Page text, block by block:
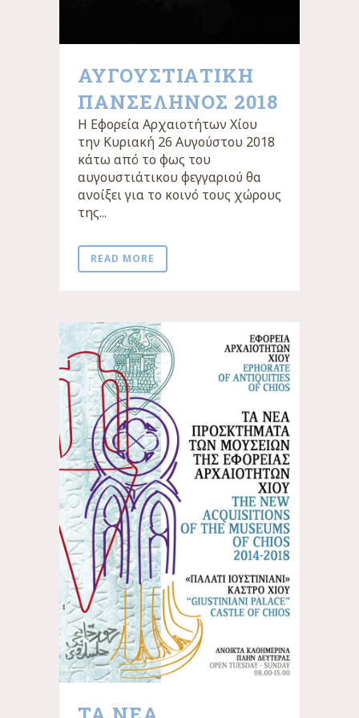
ΑΥΓΟΥΣΤΙΑΤΙΚΗ
ΠΑΝΣΕΛΗΝΟΣ 2018
Η Εφορεία Αρχαιοτήτων Χίου
την Κυριακή 26 Αυγούστου 2018
κάτω από το φως του
αυγουστιάτικου φεγγαριού θα
ανοίξει για το κοινό τους χώρους
της...
READ MORE